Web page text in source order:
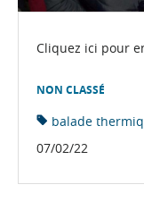
Cliquez ici pour
NON CLASSÉ
balade
07/02/22